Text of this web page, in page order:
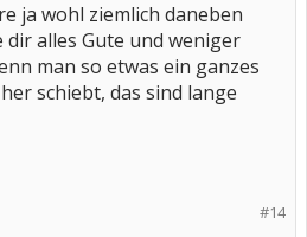
ja wohl ziemlich daneben
dir alles Gute und weniger
man so etwas ein ganzes
schiebt, das sind lange
#14